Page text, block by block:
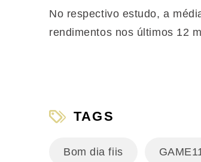
No respectivo estudo, a
rendimentos nos últimos 12
TAGS
Bom dia fiis